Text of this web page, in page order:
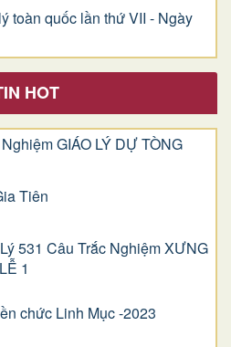
toàn quốc lần thứ VII - Ngày
HOT
GIÁO LÝ DỰ TÒNG
Tiên
531 Câu Trắc Nghiệm XƯNG
1
chức Linh Mục -2023